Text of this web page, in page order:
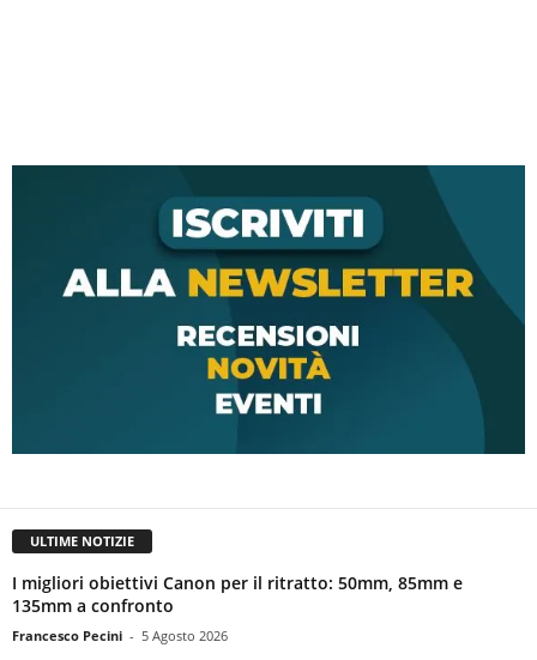
ULTIME NOTIZIE
I migliori obiettivi Canon per il ritratto: 50mm, 85mm e
135mm a confronto
Francesco Pecini - 5 Agosto 2026